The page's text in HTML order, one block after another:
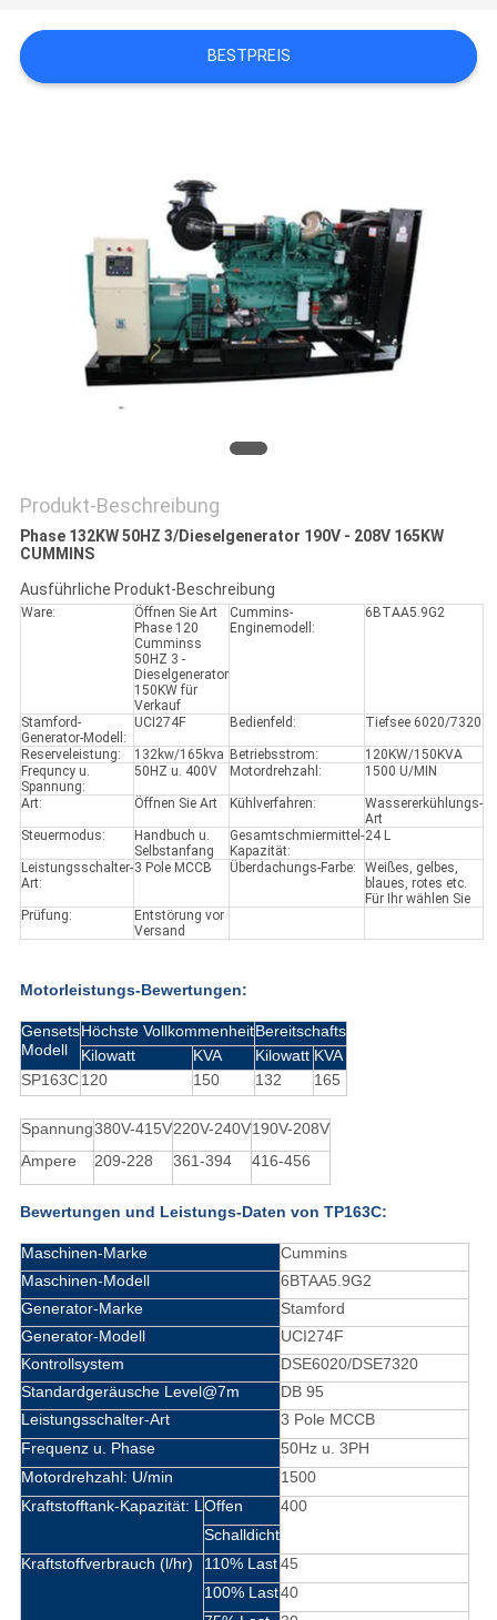
SITEMAP
BESTPREIS
Produkt-Beschreibung
Phase 132KW 50HZ 3/Dieselgenerator 190V - 208V 165KW
CUMMINS
Ausführliche Produkt-Beschreibung
Ware:
Öffnen Sie Art
Phase 120
Cumminss
50HZ 3 -
Dieselgenerator
150KW für
Verkauf
Cummins-
Enginemodell:
6BTAA5.9G2
Stamford-
Generator-Modell:
UCI274F Bedienfeld: Tiefsee 6020/7320
Reserveleistung: 132kw/165kva Betriebsstrom:
120KW/150KVA
Frequncy u.
Spannung:
50HZ u. 400V Motordrehzahl: 1500 U/MIN
Art: Öffnen Sie Art Kühlverfahren:
Wassererkühlungs-
Art
Steuermodus:
Handbuch u.
Selbstanfang
Gesamtschmiermittel-
Kapazität:
24 L
Leistungsschalter-
Art:
3 Pole MCCB Überdachungs-Farbe:
Weißes, gelbes,
blaues, rotes etc.
Für Ihr wählen Sie
Prüfung:
Entstörung vor
Versand
Motorleistungs-Bewertungen:
Gensets
Modell
Höchste VollkommenheitBereitschafts
Kilowatt
KVA Kilowatt KVA
SP163C120 150 132 165
Spannung380V-415V220V-240V190V-208V
Ampere
209-228 361-394 416-456
Bewertungen und Leistungs-Daten von TP163C:
Maschinen-Marke
Cummins
Maschinen-Modell
6BTAA5.9G2
Generator-Marke
Stamford
Generator-Modell
UCI274F
Kontrollsystem
DSE6020/DSE7320
Standardgeräusche Level@7m
DB 95
Leistungsschalter-Art
3 Pole MCCB
Frequenz u. Phase
50Hz u. 3PH
Motordrehzahl: U/min
1500
Kraftstofftank-Kapazität: LOffen
400
Schalldicht
Kraftstoffverbrauch (l/hr)
110% Last45
100% Last40